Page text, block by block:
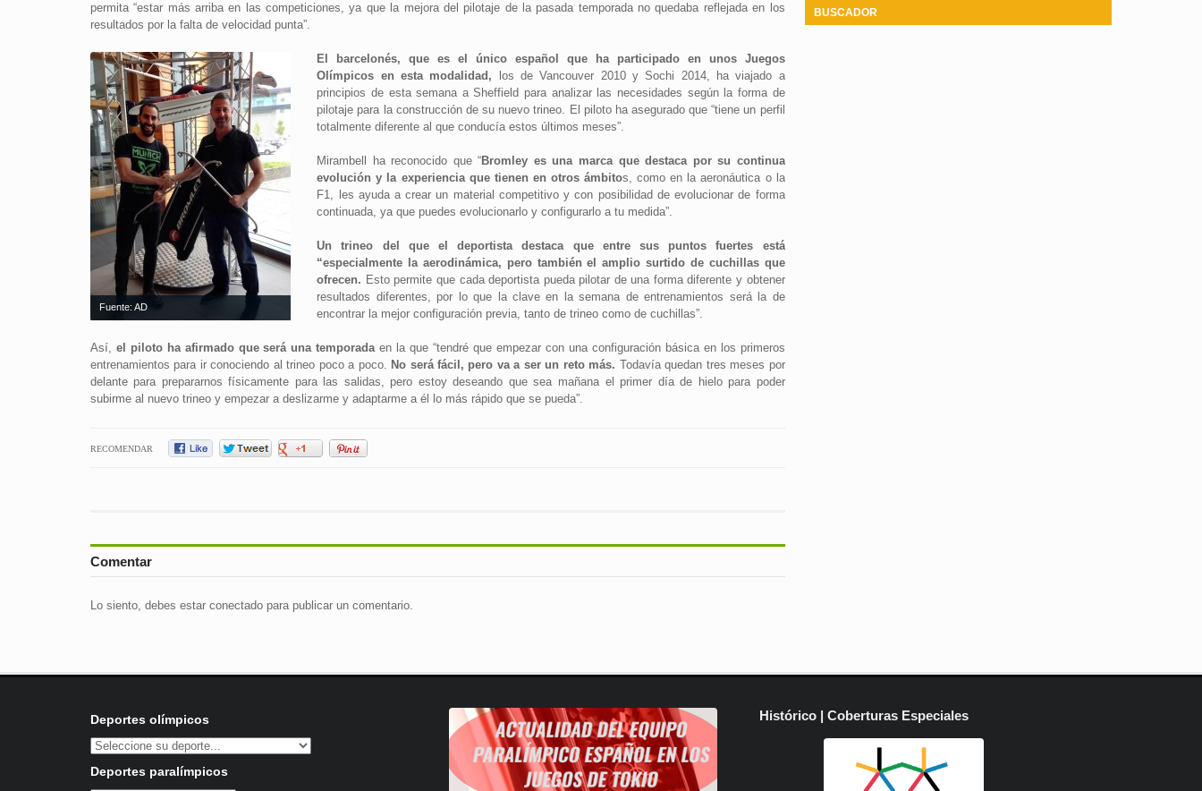
permita “estar más arriba en las competiciones, ya que la mejora del pilotaje de la pasada temporada no quedaba reflejada en los
resultados por la falta de velocidad punta”.
Fuente: AD
El barcelonés, que es el único español que ha participado en unos Juegos
Olímpicos en esta modalidad, los de Vancouver 2010 y Sochi 2014, ha viajado a
principios de esta semana a Sheffield para analizar las necesidades según la forma de
pilotaje para la construcción de su nuevo trineo. El piloto ha asegurado que “tiene un perfil
totalmente diferente al que conducía estos últimos meses”.
Mirambell ha reconocido que “Bromley es una marca que destaca por su continua
evolución y la experiencia que tienen en otros ámbitos, como en la aeronáutica o la
F1, les ayuda a crear un material competitivo y con posibilidad de evolucionar de forma
continuada, ya que puedes evolucionarlo y configurarlo a tu medida”.
Un trineo del que el deportista destaca que entre sus puntos fuertes está
“especialmente la aerodinámica, pero también el amplio surtido de cuchillas que
ofrecen. Esto permite que cada deportista pueda pilotar de una forma diferente y obtener
resultados diferentes, por lo que la clave en la semana de entrenamientos será la de
encontrar la mejor configuración previa, tanto de trineo como de cuchillas”.
Así, el piloto ha afirmado que será una temporadaen la que “tendré que empezar con una configuración básica en los primeros
entrenamientos para ir conociendo al trineo poco a poco. No será fácil, pero va a ser un reto más. Todavía quedan tres meses por
delante para prepararnos físicamente para las salidas, pero estoy deseando que sea mañana el primer día de hielo para poder
subirme al nuevo trineo y empezar a deslizarme y adaptarme a él lo más rápido que se pueda”.
RECOMENDAR
Comentar
Lo siento, debes estar conectadopara publicar un comentario.
BUSCADOR
Deportes olímpicos
Deportes paralímpicos
Histórico | Coberturas Especiales